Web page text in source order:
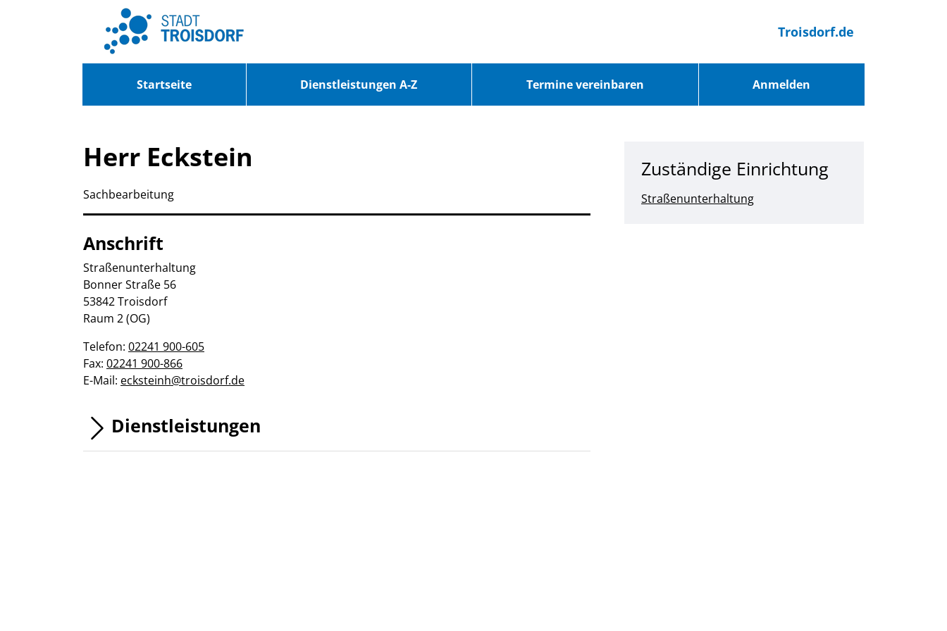
Zum Hauptinhalt springen
Troisdorf.de
Startseite Dienstleistungen A-Z Termine vereinbaren Anmelden
Herr Eckstein
Sachbearbeitung
Anschrift
Straßenunterhaltung
Bonner Straße 56
53842Troisdorf
Raum 2 (OG)
Telefon: 02241 900-605
Fax: 02241 900-866
E-Mail: ecksteinh@troisdorf.de
Dienstleistungen
Zuständige Einrichtung
Straßenunterhaltung